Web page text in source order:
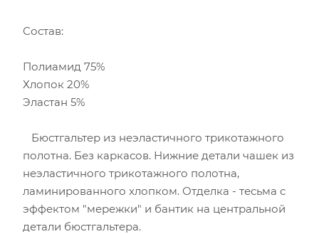
Состав:
Полиамид 75%
Хлопок 20%
Эластан 5%
Бюстгальтер из неэластичного трикотажного
полотна. Без каркасов. Нижние детали чашек из
неэластичного трикотажного полотна,
ламинированного хлопком. Отделка - тесьма с
эффектом "мережки" и бантик на центральной
детали бюстгальтера.